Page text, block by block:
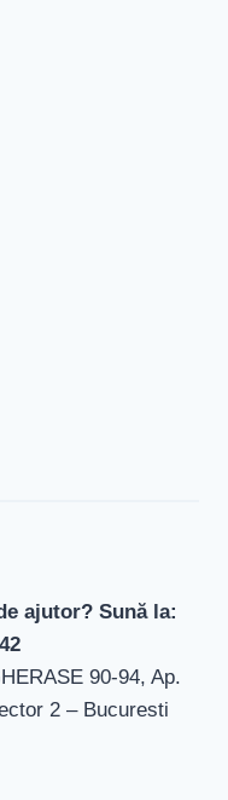
ajutor? Sună la:
90-94, Ap.
2 – Bucuresti